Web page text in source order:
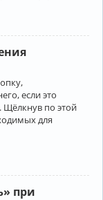
если это
по этой
для
при